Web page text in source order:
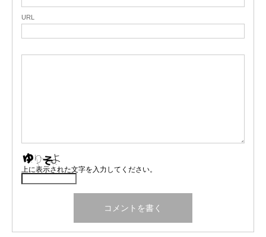
URL
上に表示された文字を入力してください。